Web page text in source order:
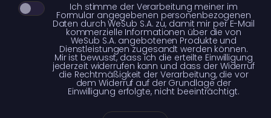
Ich stimme der Verarbeitung meiner im
Formular angegebenen personenbezogenen
Daten durch WeSub S.A. zu, damit mir per E-Mail
kommerzielle Informationen über die von
WeSub S.A. angebotenen Produkte und
Dienstleistungen zugesandt werden können.
Mir ist bewusst, dass ich die erteilte Einwilligung
jederzeit widerrufen kann und dass der Widerruf
die Rechtmäßigkeit der Verarbeitung, die vor
dem Widerruf auf der Grundlage der
Einwilligung erfolgte, nicht beeinträchtigt.